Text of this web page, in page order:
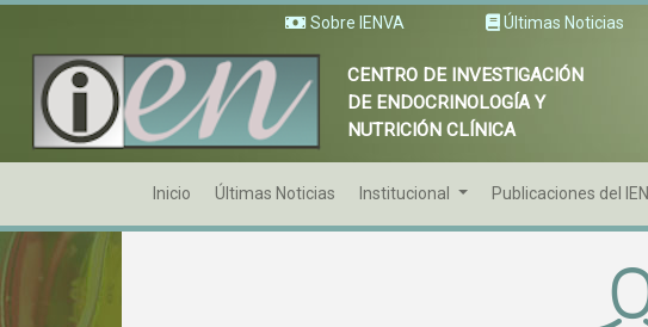
Sobre IENVA Últimas Noticias
CENTRO DE INVESTIGACIÓN
DE ENDOCRINOLOGÍA Y
NUTRICIÓN CLÍNICA
Inicio Últimas Noticias Institucional Publicaciones del IEN